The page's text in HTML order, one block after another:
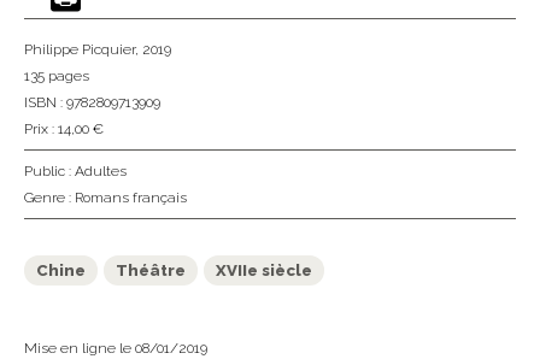
Philippe Picquier, 2019
135 pages
ISBN : 9782809713909
Prix : 14,00 €
Public : Adultes
Genre : Romans français
Chine Théâtre XVIIe siècle
Mise en ligne le 08/01/2019